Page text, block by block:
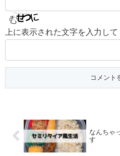
上に表示された文字を入力して
なんちゃ
す